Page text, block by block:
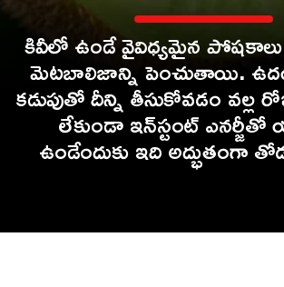
కివీలో ఉండే వైవిధ్యమైన
మెటబాలిజాన్ని పెంచుతాయి.
కడుపుతో దీన్ని తీసుకోవడం
లేకుండా ఇన్‌స్టంట్